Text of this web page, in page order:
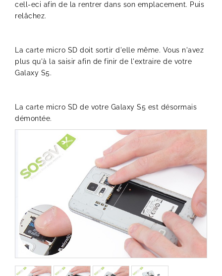
cell-eci afin de la rentrer dans son emplacement. Puis
relâchez.
La carte micro SD doit sortir d'elle même. Vous n'avez
plus qu'à la saisir afin de finir de l'extraire de votre
Galaxy S5.
La carte micro SD de votre Galaxy S5 est désormais
démontée.